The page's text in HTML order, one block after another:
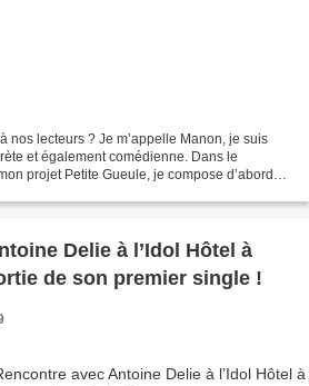
nos lecteurs ? Je m’appelle Manon, je suis
et également comédienne. Dans le
projet Petite Gueule, je compose d’abord
Delie à l’Idol Hôtel à
de son premier single !